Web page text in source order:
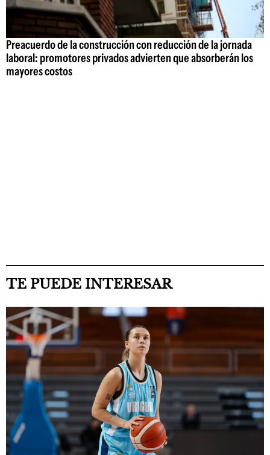
Preacuerdo de la construcción con reducción de la jornada
laboral: promotores privados advierten que absorberán los
mayores costos
TE PUEDE INTERESAR